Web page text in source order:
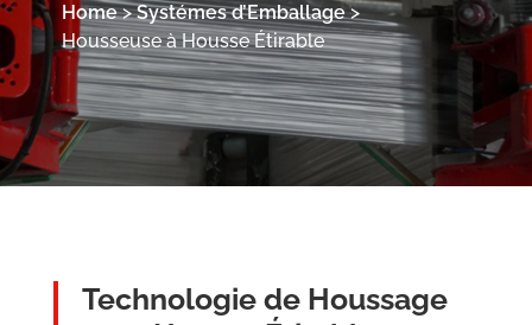
Home>Systémes d’Emballage>
Housseuse à Housse Étirable
Technologie de Houssage